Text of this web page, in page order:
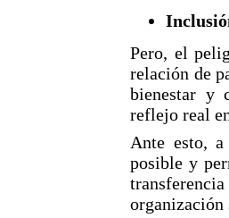
Pero, el
relación de
bienestar y
reflejo real
Ante esto,
posible y
organización